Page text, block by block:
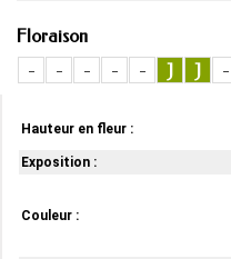
Floraison
-
- - - - J J -
Hauteur en fleur :
Exposition :
Couleur :